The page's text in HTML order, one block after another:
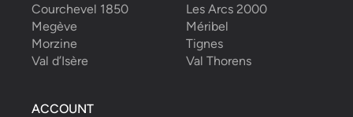
Courchevel 1850
Les Arcs 2000
Megève
Méribel
Morzine
Tignes
Val d’Isère
Val Thorens
ACCOUNT